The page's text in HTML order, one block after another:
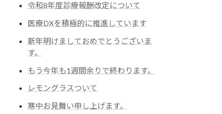
令和8年度診療報酬改定について
医療DXを積極的に推進しています
新年明けましておめでとうございま
す。
もう今年も1週間余りで終わります。
レモングラスついて
寒中お見舞い申し上げます。